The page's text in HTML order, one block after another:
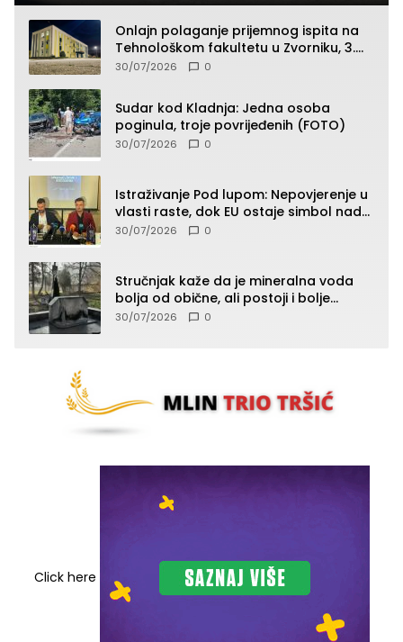
Onlajn polaganje prijemnog ispita na
Tehnološkom fakultetu u Zvorniku, 3.
septembra u 9.00 časova
30/07/2026 0
Sudar kod Kladnja: Jedna osoba
poginula, troje povrijeđenih (FOTO)
30/07/2026 0
Istraživanje Pod lupom: Nepovjerenje u
vlasti raste, dok EU ostaje simbol nade
građana
30/07/2026 0
Stručnjak kaže da je mineralna voda
bolja od obične, ali postoji i bolje
rješenje
30/07/2026 0
Click here